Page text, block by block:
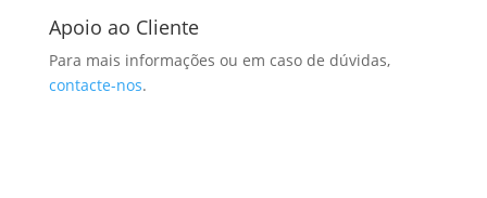
Apoio ao Cliente
Para mais informações ou em caso de dúvidas,
contacte-nos.